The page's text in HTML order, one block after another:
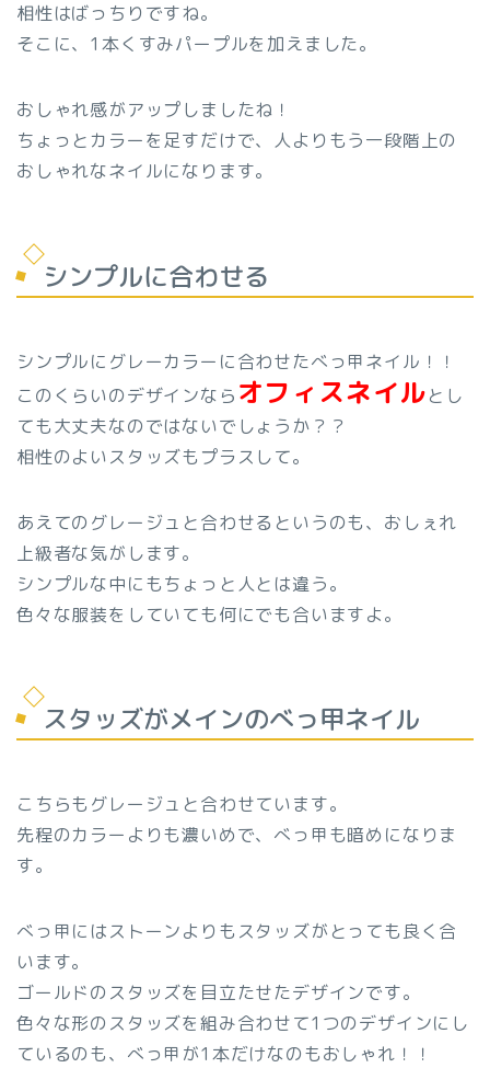
相性はばっちりですね。
そこに、1本くすみパープルを加えました。
おしゃれ感がアップしましたね！
ちょっとカラーを足すだけで、人よりもう一段階上の
おしゃれなネイルになります。
シンプルに合わせる
シンプルにグレーカラーに合わせたべっ甲ネイル！！
このくらいのデザインなら オフィスネイルとし
ても大丈夫なのではないでしょうか？？
相性のよいスタッズもプラスして。
あえてのグレージュと合わせるというのも、おしぇれ
上級者な気がします。
シンプルな中にもちょっと人とは違う。
色々な服装をしていても何にでも合いますよ。
スタッズがメインのべっ甲ネイル
こちらもグレージュと合わせています。
先程のカラーよりも濃いめで、べっ甲も暗めになりま
す。
べっ甲にはストーンよりもスタッズがとっても良く合
います。
ゴールドのスタッズを目立たせたデザインです。
色々な形のスタッズを組み合わせて1つのデザインにし
ているのも、べっ甲が1本だけなのもおしゃれ！！